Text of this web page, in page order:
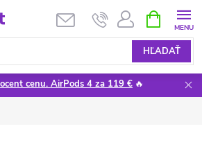
HĽADAŤ
KOŠÍK
cenu. AirPods 4 za 119 € 🔥